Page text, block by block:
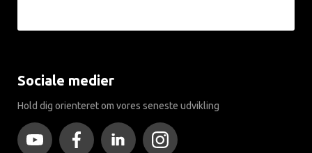
Sociale medier
Hold dig orienteret om vores seneste udvikling